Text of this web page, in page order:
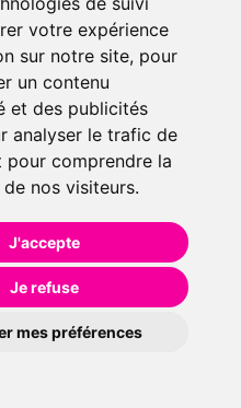
votre expérience
sur notre site, pour
un contenu
et des publicités
analyser le trafic de
pour comprendre la
nos visiteurs.
J'accepte
Je refuse
mes préférences
sociaux
d’Amiens vous souhaitent de
pharmaceutiques,
beauté et
Grande Pharmacie d’Amiens.
choix de 20000 références en
et animaux (vétérinaire).
en ligne et venez
à domicile.